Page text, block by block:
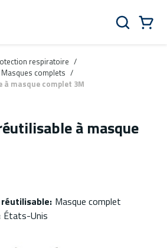
Rechercher
respiratoire /
Masques complets /
masque complet 3M
à masque
: Masque complet
États-Unis